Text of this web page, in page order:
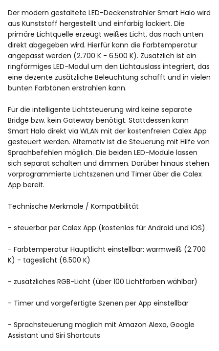
Der modern gestaltete LED-Deckenstrahler Smart Halo wird
aus Kunststoff hergestellt und einfarbig lackiert. Die
primäre Lichtquelle erzeugt weißes Licht, das nach unten
direkt abgegeben wird. Hierfür kann die Farbtemperatur
angepasst werden (2.700 K - 6.500 K). Zusätzlich ist ein
ringförmiges LED-Modul um den Lichtauslass integriert, das
eine dezente zusätzliche Beleuchtung schafft und in vielen
bunten Farbtönen erstrahlen kann.
Für die intelligente Lichtsteuerung wird keine separate
Bridge bzw. kein Gateway benötigt. Stattdessen kann
Smart Halo direkt via WLAN mit der kostenfreien Calex App
gesteuert werden. Alternativ ist die Steuerung mit Hilfe von
Sprachbefehlen möglich. Die beiden LED-Module lassen
sich separat schalten und dimmen. Darüber hinaus stehen
vorprogrammierte Lichtszenen und Timer über die Calex
App bereit.
Technische Merkmale / Kompatibilität
- steuerbar per Calex App (kostenlos für Android und iOS)
- Farbtemperatur Hauptlicht einstellbar: warmweiß (2.700
K) - tageslicht (6.500 K)
- zusätzliches RGB-Licht (über 100 Lichtfarben wählbar)
- Timer und vorgefertigte Szenen per App einstellbar
- Sprachsteuerung möglich mit Amazon Alexa, Google
Assistant und Siri Shortcuts